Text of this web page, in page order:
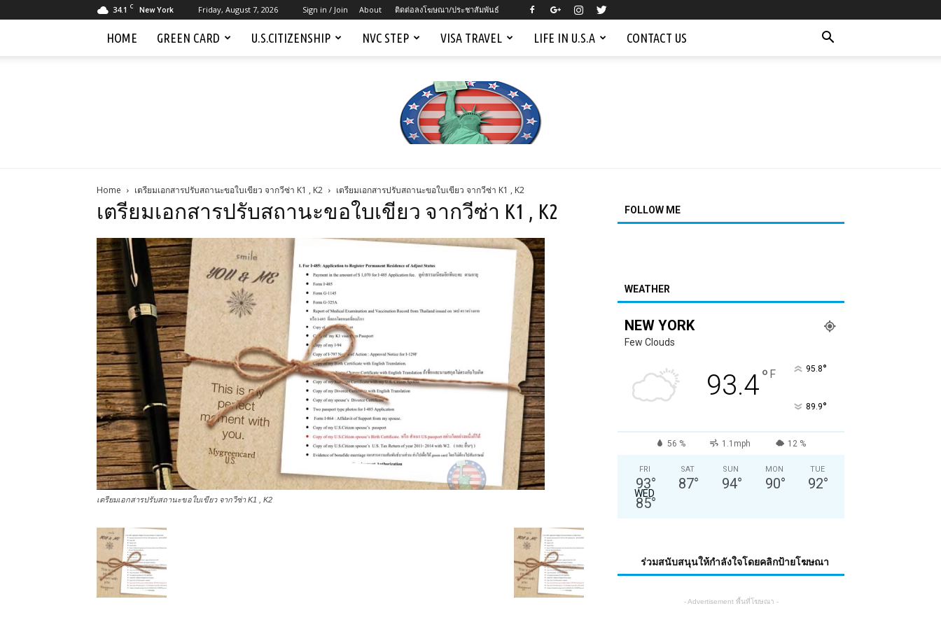
34.1 C New York Friday, August 7, 2026 Sign in / Join About ติดต่อลงโฆษณา/ประชาสัมพันธ์
HOME GREEN CARD U.S.CITIZENSHIP NVC STEP VISA TRAVEL LIFE IN U.S.A CONTACT US
Mygreencardus.com
–
Home เตรียมเอกสารปรับสถานะขอใบเขียว จากวีซ่า K1 , K2 เตรียมเอกสารปรับสถานะขอใบเขียว จากวีซ่า K1 , K2
เตรียมเอกสารปรับสถานะขอใบเขียว จากวีซ่า K1 , K2
เตรียมเอกสารปรับสถานะขอใบเขียว จากวีซ่า K1 , K2
FOLLOW ME
WEATHER
NEW YORK
Few Clouds
93.4° F 95.8°
89.9°
56 % 1.1mph 12 %
FRI
93°
SAT
87°
SUN
94°
MON
90°
TUE
92°
WED
85°
ร่วมสนับสนุนให้กำลังใจโดยคลิกป้ายโฆษณา
- Advertisement พื้นที่โฆษณา -